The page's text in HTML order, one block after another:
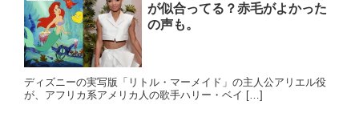
が似合ってる？赤毛がよかった
の声も。
ディズニーの実写版「リトル・マーメイド」の主人公アリエル役
が、アフリカ系アメリカ人の歌手ハリー・ベイ […]